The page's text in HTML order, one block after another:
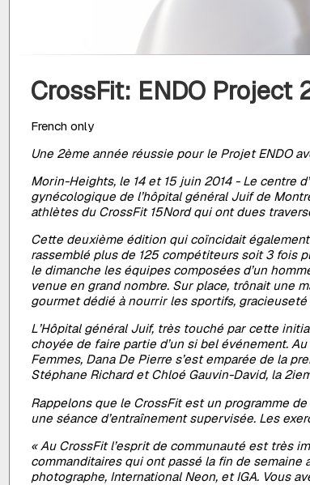
CrossFit: ENDO Project
French only
Une 2ème année réussie pour le Projet ENDO
Morin-Heights, le 14 et 15 juin 2014 - Le centre
gynécologique de l’hôpital général Juif de
athlètes du CrossFit 15Nord qui ont dues
Cette deuxième édition qui coïncidait
rassemblé plus de 125 compétiteurs soit 3 fois
le dimanche les équipes composées d’un
venue en grand nombre. Sur place, trônait une
gourmet dédié à nourrir les sportifs,
L’Hôpital général Juif, très touché par cette
choyée de faire partie d’un si bel événement.
Femmes, Dana De Pierre s’est emparée de la
Stéphane Richard et Chloé Gauvin-David, la
Rappelons que le CrossFit est un programme
une séance d’entraînement supervisée. Les
« Au CrossFit l’esprit de communauté est très
commanditaires qui ont passé la fin de semaine
photographe, International Neon, et IGA. Vous